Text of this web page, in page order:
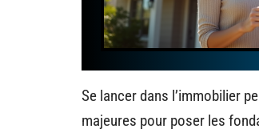
Se lancer dans l’immobilier
majeures pour poser les